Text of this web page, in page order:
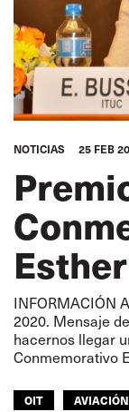
NOTICIAS 25 FEB
INFORMACIÓN
2020. Mensaje
hacernos llegar
Conmemorativo
OIT